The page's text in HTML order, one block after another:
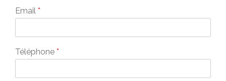
Email *
Téléphone *